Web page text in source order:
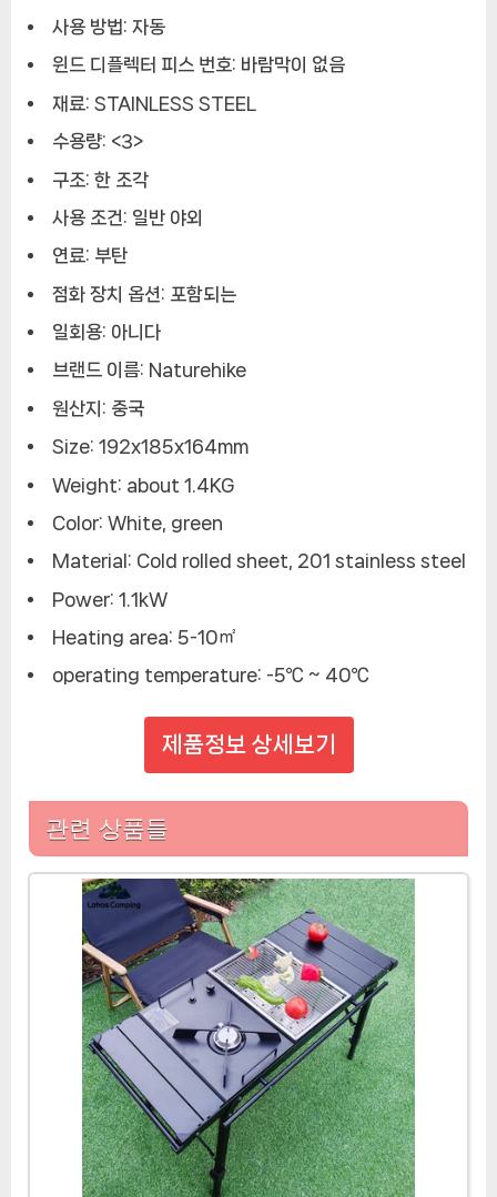
사용 방법: 자동
윈드 디플렉터 피스 번호: 바람막이 없음
재료: STAINLESS STEEL
수용량: <3>
구조: 한 조각
사용 조건: 일반 야외
연료: 부탄
점화 장치 옵션: 포함되는
일회용: 아니다
브랜드 이름: Naturehike
원산지: 중국
Size: 192x185x164mm
Weight: about 1.4KG
Color: White, green
Material: Cold rolled sheet, 201 stainless steel
Power: 1.1kW
Heating area: 5-10㎡
operating temperature: -5℃ ~ 40℃
제품정보 상세보기
관련 상품들